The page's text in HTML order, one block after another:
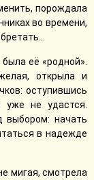
порождала
во времени,
её «родной».
открыла и
оступившись
уже не удастся.
выбором: начать
в надежде
мигая, смотрела